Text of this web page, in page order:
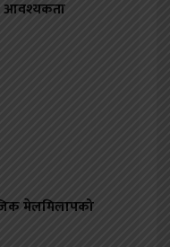
आवश्यकता
मेलमिलापको